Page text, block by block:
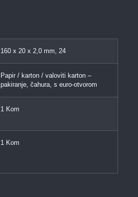
160 x 20 x 2,0 mm, 24
Papir / karton / valoviti karton –
pakiranje, čahura, s euro-otvorom
1 Kom
1 Kom